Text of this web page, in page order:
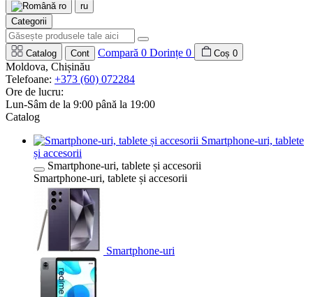
ro
ru
Categorii
Catalog Cont Compară 0 Dorințe 0 Coș 0
Moldova, Chișinău
Telefoane: +373 (60) 072284
Ore de lucru:
Lun-Sâm de la 9:00 până la 19:00
Catalog
Smartphone-uri, tablete
și accesorii
Smartphone-uri, tablete și accesorii
Smartphone-uri, tablete și accesorii
Smartphone-uri